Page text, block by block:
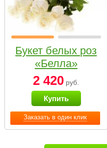
Заказать в один клик
Букет белых роз
«Белла»
2 420 руб.
Купить